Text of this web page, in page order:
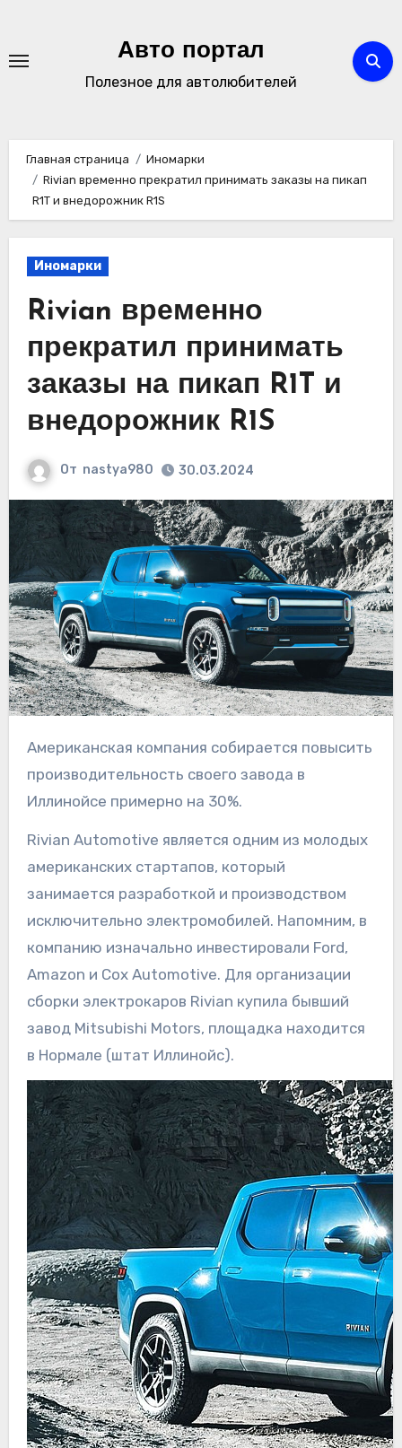
содержимому
Авто портал
Полезное для автолюбителей
Главная страница
Иномарки
Rivian временно прекратил принимать заказы на пикап
R1T и внедорожник R1S
Иномарки
Rivian временно
прекратил принимать
заказы на пикап R1T и
внедорожник R1S
От nastya980 30.03.2024
Американская компания собирается повысить
производительность своего завода в
Иллинойсе примерно на 30%.
Rivian Automotive является одним из молодых
американских стартапов, который
занимается разработкой и производством
исключительно электромобилей. Напомним, в
компанию изначально инвестировали Ford,
Amazon и Cox Automotive. Для организации
сборки электрокаров Rivian купила бывший
завод Mitsubishi Motors, площадка находится
в Нормале (штат Иллинойс).